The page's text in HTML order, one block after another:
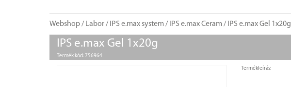
Webshop/ Labor/ IPS e.max system/ IPS e.max Ceram/ IPS e.max Gel 1x20g
IPS e.max Gel 1x20g
Termék kód: 756964
Termékleírás: